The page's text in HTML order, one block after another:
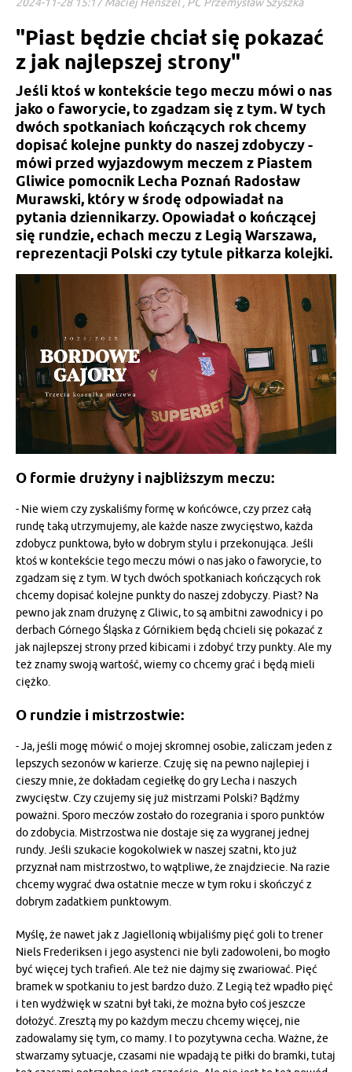
"Piast będzie chciał się pokazać
z jak najlepszej strony"
Jeśli ktoś w kontekście tego meczu mówi o nas
jako o faworycie, to zgadzam się z tym. W tych
dwóch spotkaniach kończących rok chcemy
dopisać kolejne punkty do naszej zdobyczy -
mówi przed wyjazdowym meczem z Piastem
Gliwice pomocnik Lecha Poznań Radosław
Murawski, który w środę odpowiadał na
pytania dziennikarzy. Opowiadał o kończącej
się rundzie, echach meczu z Legią Warszawa,
reprezentacji Polski czy tytule piłkarza kolejki.
O formie drużyny i najbliższym meczu:
- Nie wiem czy zyskaliśmy formę w końcówce, czy przez całą
rundę taką utrzymujemy, ale każde nasze zwycięstwo, każda
zdobycz punktowa, było w dobrym stylu i przekonująca. Jeśli
ktoś w kontekście tego meczu mówi o nas jako o faworycie, to
zgadzam się z tym. W tych dwóch spotkaniach kończących rok
chcemy dopisać kolejne punkty do naszej zdobyczy. Piast? Na
pewno jak znam drużynę z Gliwic, to są ambitni zawodnicy i po
derbach Górnego Śląska z Górnikiem będą chcieli się pokazać z
jak najlepszej strony przed kibicami i zdobyć trzy punkty. Ale my
też znamy swoją wartość, wiemy co chcemy grać i będą mieli
ciężko.
O rundzie i mistrzostwie:
- Ja, jeśli mogę mówić o mojej skromnej osobie, zaliczam jeden z
lepszych sezonów w karierze. Czuję się na pewno najlepiej i
cieszy mnie, że dokładam cegiełkę do gry Lecha i naszych
zwycięstw. Czy czujemy się już mistrzami Polski? Bądźmy
poważni. Sporo meczów zostało do rozegrania i sporo punktów
do zdobycia. Mistrzostwa nie dostaje się za wygranej jednej
rundy. Jeśli szukacie kogokolwiek w naszej szatni, kto już
przyznał nam mistrzostwo, to wątpliwe, że znajdziecie. Na razie
chcemy wygrać dwa ostatnie mecze w tym roku i skończyć z
dobrym zadatkiem punktowym.
Myślę, że nawet jak z Jagiellonią wbijaliśmy pięć goli to trener
Niels Frederiksen i jego asystenci nie byli zadowoleni, bo mogło
być więcej tych trafień. Ale też nie dajmy się zwariować. Pięć
bramek w spotkaniu to jest bardzo dużo. Z Legią też wpadło pięć
i ten wydźwięk w szatni był taki, że można było coś jeszcze
dołożyć. Zresztą my po każdym meczu chcemy więcej, nie
zadowalamy się tym, co mamy. I to pozytywna cecha. Ważne, że
stwarzamy sytuacje, czasami nie wpadają te piłki do bramki, tutaj